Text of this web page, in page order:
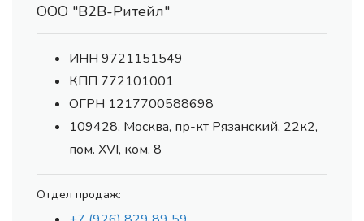
ООО "В2В-Ритейл"
ИНН 9721151549
КПП 772101001
ОГРН 1217700588698
109428, Москва, пр-кт Рязанский, 22к2,
пом. XVI, ком. 8
Отдел продаж: